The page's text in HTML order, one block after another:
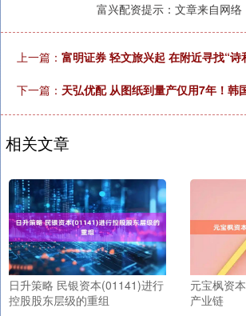
富兴配资提示：文章来自网络
上一篇： 富明证券 轻文旅兴起 在附近寻找“诗
下一篇： 天弘优配 从图纸到量产仅用7年！韩
相关文章
日升策略 民银资本(01141)进行
控股股东层级的重组
元宝枫资
产业链